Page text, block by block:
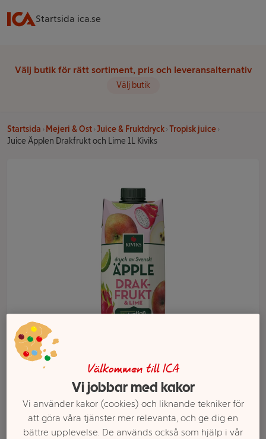
Startsida ica.se
Välj butik för rätt sortiment, pris och leveransalternativ
Välj butik
Startsida Mejeri & Ost Juice & Fruktdryck Tropisk juice
Juice Äpplen Drakfrukt och Lime 1L Kiviks
Välj butik och handla
Välkommen till ICA
Vi jobbar med kakor
Vi använder kakor (cookies) och liknande tekniker för
att göra våra tjänster mer relevanta, och ge dig en
bättre upplevelse. De används också som hjälp i vår